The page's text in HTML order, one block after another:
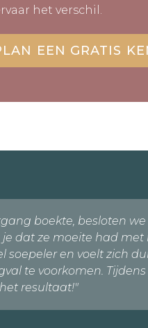
het verschil.
EEN GRATIS
boekte, besloten
dat ze moeite had
en voelt zich
te voorkomen.
resultaat!"